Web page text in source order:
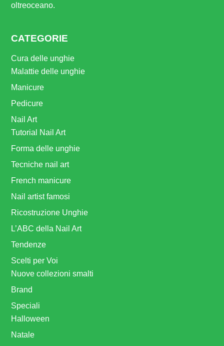
oltreoceano.
CATEGORIE
Cura delle unghie
Malattie delle unghie
Manicure
Pedicure
Nail Art
Tutorial Nail Art
Forma delle unghie
Tecniche nail art
French manicure
Nail artist famosi
Ricostruzione Unghie
L’ABC della Nail Art
Tendenze
Scelti per Voi
Nuove collezioni smalti
Brand
Speciali
Halloween
Natale